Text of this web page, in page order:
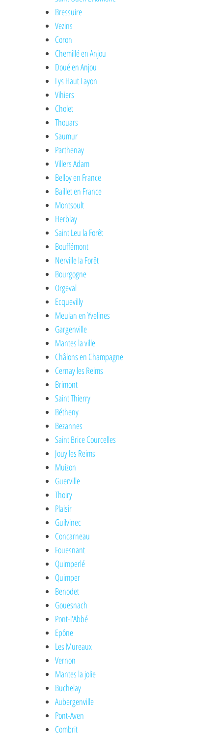
Bressuire
Vezins
Coron
Chemillé en Anjou
Doué en Anjou
Lys Haut Layon
Vihiers
Cholet
Thouars
Saumur
Parthenay
Villers Adam
Belloy en France
Baillet en France
Montsoult
Herblay
Saint Leu la Forêt
Bouffémont
Nerville la Forêt
Bourgogne
Orgeval
Ecquevilly
Meulan en Yvelines
Gargenville
Mantes la ville
Châlons en Champagne
Cernay les Reims
Brimont
Saint Thierry
Bétheny
Bezannes
Saint Brice Courcelles
Jouy les Reims
Muizon
Guerville
Thoiry
Plaisir
Guilvinec
Concarneau
Fouesnant
Quimperlé
Quimper
Benodet
Gouesnach
Pont-l'Abbé
Epône
Les Mureaux
Vernon
Mantes la jolie
Buchelay
Aubergenville
Pont-Aven
Combrit